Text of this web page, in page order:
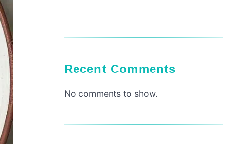
Recent Comments
No comments to show.